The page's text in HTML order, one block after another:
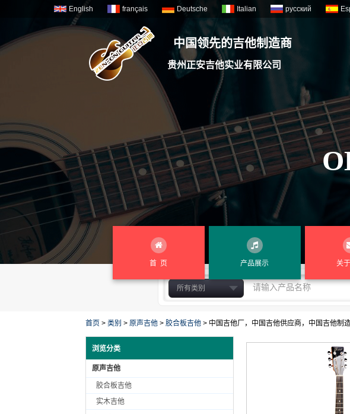
English français Deutsche Italian русский
中国领先的吉他制造商
贵州正安吉他实业有限公司
首 页 产品展示 关
所有类别
古典吉他
电吉他和低音
首页 > 类别 > 原声吉他 > 胶合板吉他 > 中国吉他厂，中国吉他供应商，中国吉他制
浏览分类
原声吉他
胶合板吉他
实木吉他